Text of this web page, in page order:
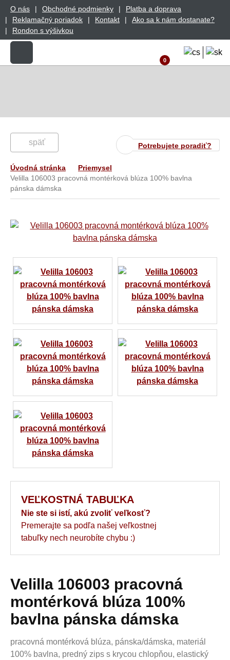
O nás Obchodné podmienky
Platba a doprava
Reklamačný poriadok
Kontakt
Ako sa k nám dostanate?
Rondon s výšivkou
0
Potrebujete poradiť?
späť
Úvodná stránka
Priemysel
Velilla 106003 pracovná montérková blúza 100% bavlna
pánska dámska
Velilla 106003 pracovná
montérková blúza 100%
bavlna pánska dámska
pracovná montérková blúza, pánska/dámska, materiál
100% bavlna, predný zips s krycou chlopňou, elastický
VEĽKOSTNÁ TABUĽKA
Nie ste si istí, akú zvoliť veľkosť?
Premerajte sa podľa našej veľkostnej
tabuľky nech neurobíte chybu :)